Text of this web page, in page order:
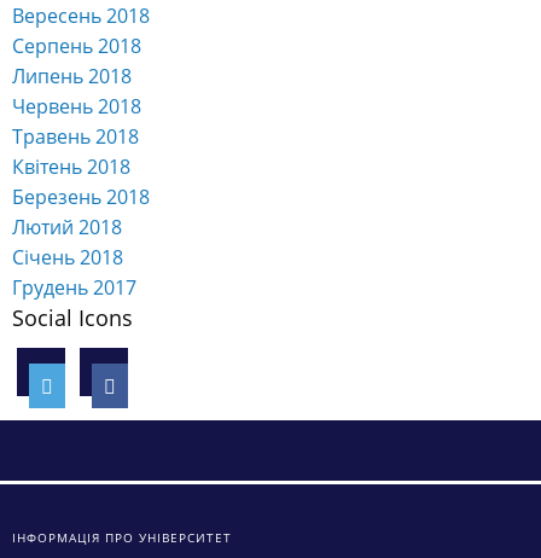
Вересень 2018
Серпень 2018
Липень 2018
Червень 2018
Травень 2018
Квітень 2018
Березень 2018
Лютий 2018
Січень 2018
Грудень 2017
Social Icons
ІНФОРМАЦІЯ ПРО УНІВЕРСИТЕТ